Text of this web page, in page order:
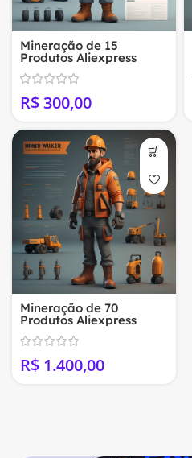
Mineração de 15
Produtos Aliexpress
(Fornecedores Premium)
R$
Mineração de 70
Produtos Aliexpress
(Fornecedores Premium)
R$